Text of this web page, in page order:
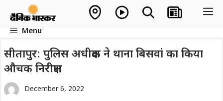
contentMenu
सीतापुर: पुलिस अधीक्षक ने थाना बिसवां का किया
औचक निरीक्षण
December 6, 2022